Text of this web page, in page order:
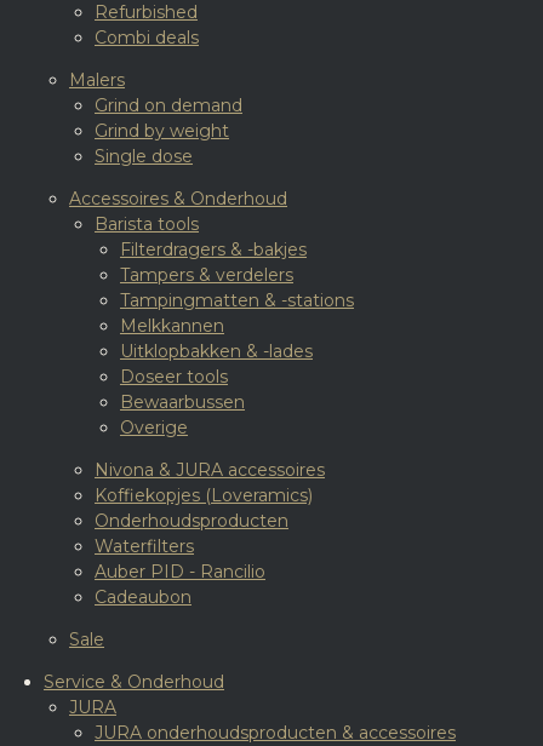
Refurbished
Combi deals
Malers
Grind on demand
Grind by weight
Single dose
Accessoires & Onderhoud
Barista tools
Filterdragers & -bakjes
Tampers & verdelers
Tampingmatten & -stations
Melkkannen
Uitklopbakken & -lades
Doseer tools
Bewaarbussen
Overige
Nivona & JURA accessoires
Koffiekopjes (Loveramics)
Onderhoudsproducten
Waterfilters
Auber PID - Rancilio
Cadeaubon
Sale
Service & Onderhoud
JURA
JURA onderhoudsproducten & accessoires